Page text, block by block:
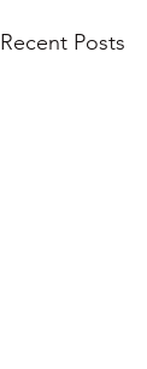
Recent Posts